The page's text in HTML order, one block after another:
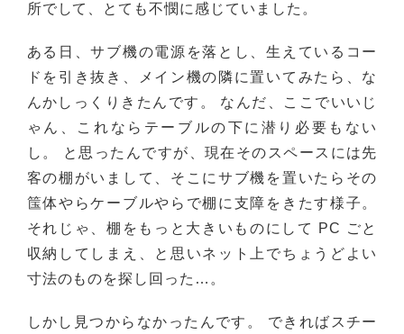
所でして、とても不憫に感じていました。
ある日、サブ機の電源を落とし、生えているコー
ドを引き抜き、メイン機の隣に置いてみたら、な
んかしっくりきたんです。 なんだ、ここでいいじ
ゃん、これならテーブルの下に潜り必要もない
し。 と思ったんですが、現在そのスペースには先
客の棚がいまして、そこにサブ機を置いたらその
筺体やらケーブルやらで棚に支障をきたす様子。
それじゃ、棚をもっと大きいものにして PC ごと
収納してしまえ、と思いネット上でちょうどよい
寸法のものを探し回った…。
しかし見つからなかったんです。 できればスチー